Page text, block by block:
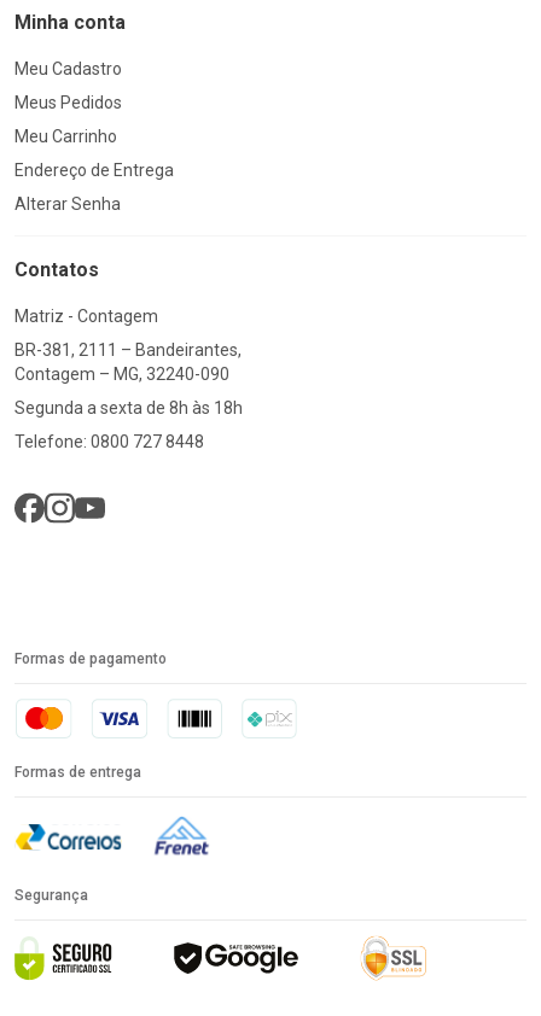
Minha conta
Meu Cadastro
Meus Pedidos
Meu Carrinho
Endereço de Entrega
Alterar Senha
Contatos
Matriz - Contagem
BR-381, 2111 – Bandeirantes,
Contagem – MG, 32240-090
Segunda a sexta de 8h às 18h
Telefone: 0800 727 8448
Formas de pagamento
Formas de entrega
Segurança